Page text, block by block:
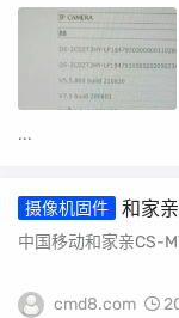
...
摄像机固件
和家
固件
中国移动和家亲CS-
cmd8.com